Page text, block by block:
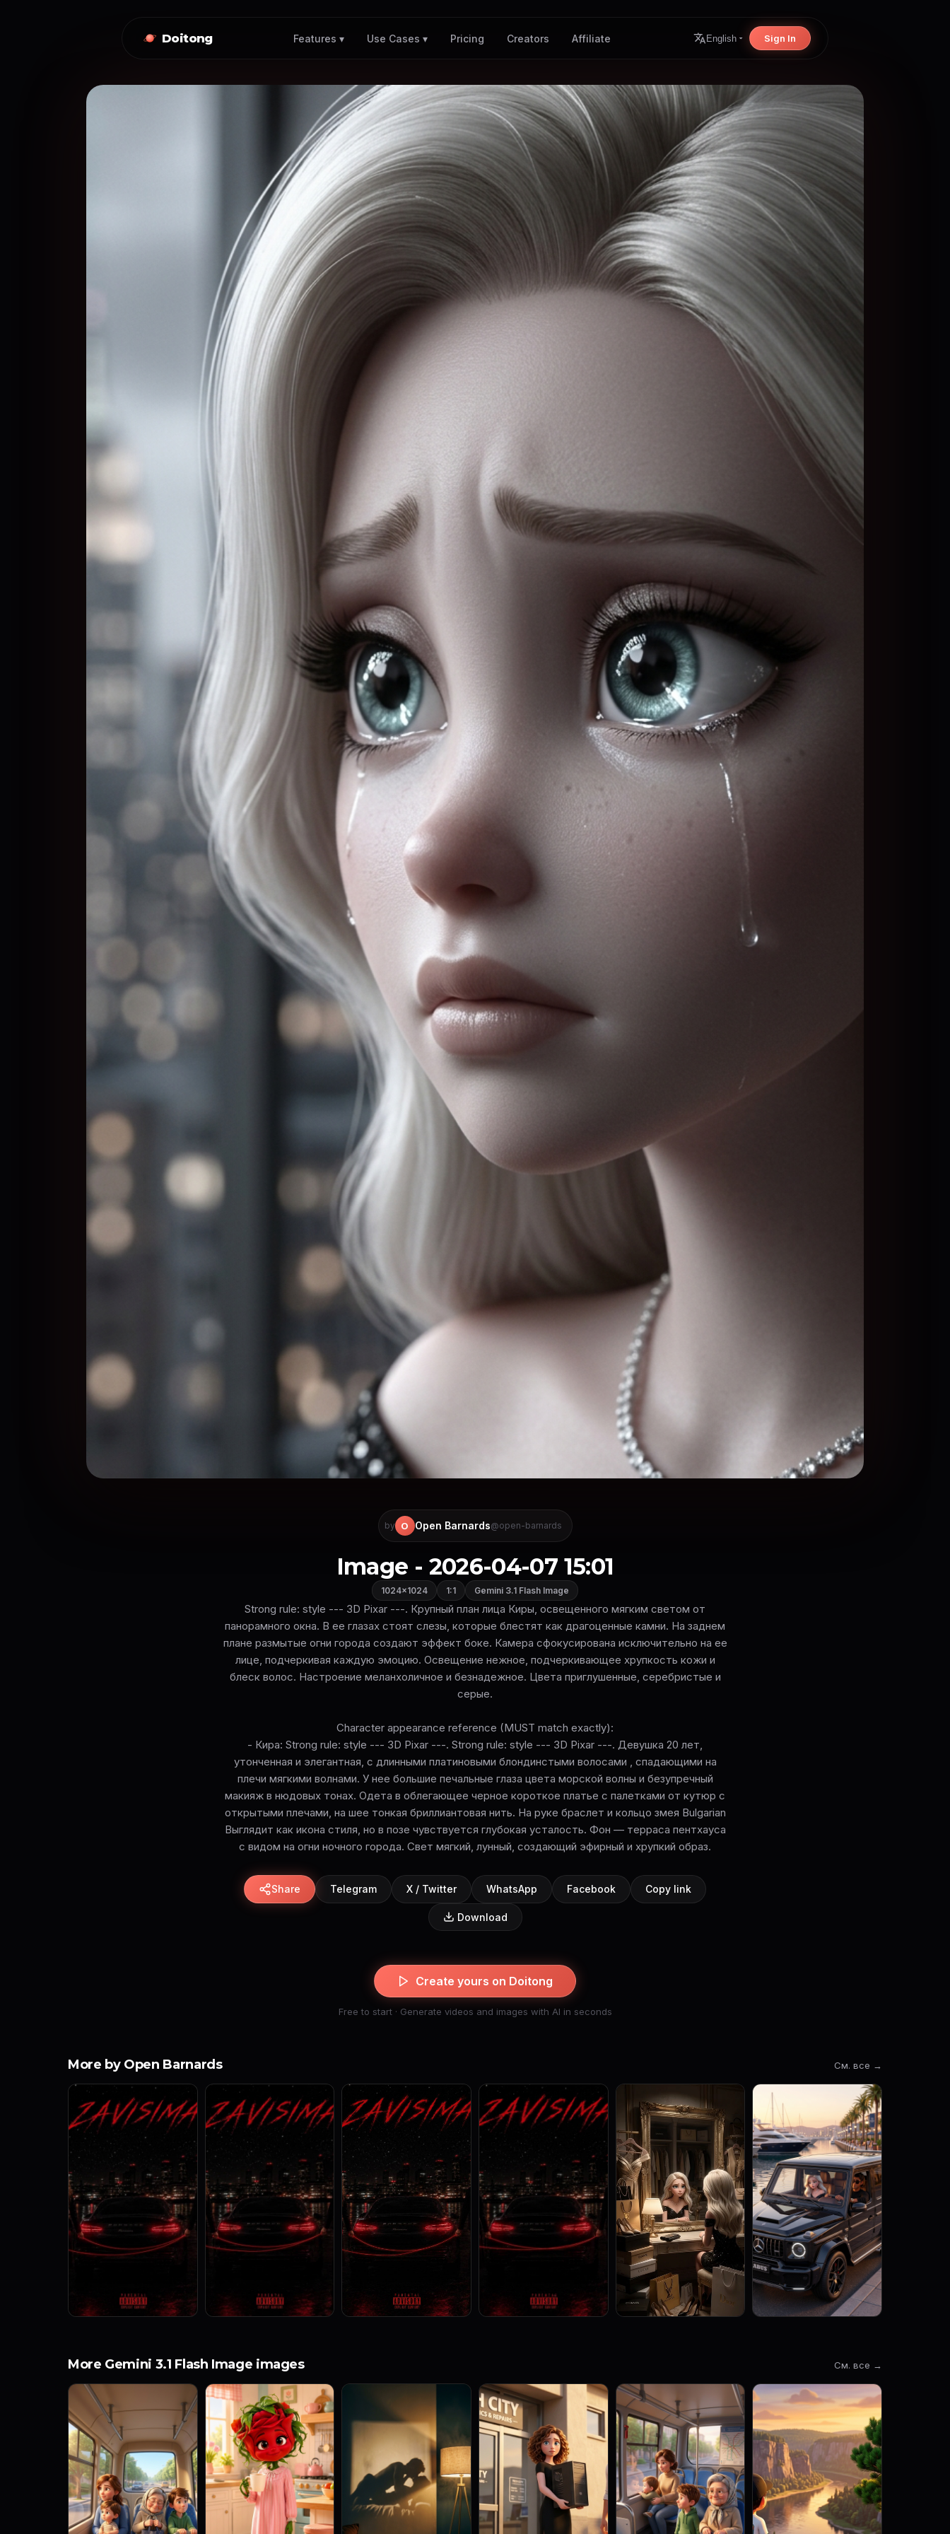
Doitong Features ▾ Use Cases ▾ Pricing Creators Affiliate English Sign In
by O Open Barnards@open-barnards
Image - 2026-04-07 15:01
1024×1024 1:1 Gemini 3.1 Flash Image
Strong rule: style --- 3D Pixar ---. Крупный план лица Киры, освещенного мягким светом от
панорамного окна. В ее глазах стоят слезы, которые блестят как драгоценные камни. На заднем
плане размытые огни города создают эффект боке. Камера сфокусирована исключительно на ее
лице, подчеркивая каждую эмоцию. Освещение нежное, подчеркивающее хрупкость кожи и
блеск волос. Настроение меланхоличное и безнадежное. Цвета приглушенные, серебристые и
серые.
Character appearance reference (MUST match exactly):
- Кира: Strong rule: style --- 3D Pixar ---. Strong rule: style --- 3D Pixar ---. Девушка 20 лет,
утонченная и элегантная, с длинными платиновыми блондинстыми волосами , спадающими на
плечи мягкими волнами. У нее большие печальные глаза цвета морской волны и безупречный
макияж в нюдовых тонах. Одета в облегающее черное короткое платье с палетками от кутюр с
открытыми плечами, на шее тонкая бриллиантовая нить. На руке браслет и кольцо змея Bulgarian
Выглядит как икона стиля, но в позе чувствуется глубокая усталость. Фон — терраса пентхауса
с видом на огни ночного города. Свет мягкий, лунный, создающий эфирный и хрупкий образ.
Share Telegram X / Twitter WhatsApp Facebook Copy link
Download
Create yours on Doitong
Free to start · Generate videos and images with AI in seconds
More by Open Barnards См. все →
More Gemini 3.1 Flash Image images См. все →